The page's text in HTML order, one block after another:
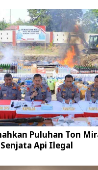
Puluhan Ton
Api Ilegal